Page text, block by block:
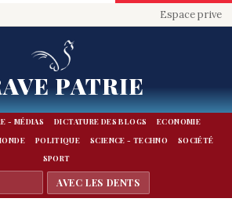
Espace prive
PATRIE
- MÉDIAS DICTATURE DES BLOGS
ECONOMIE
POLITIQUE SCIENCE - TECHNO
SOCIÉTÉ
SPORT